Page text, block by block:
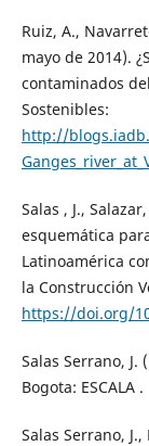
Ruiz, A.,
mayo de 2014).
contaminados
Sostenibles:
http://
Salas , J.,
esquemática
Latinoamérica
la Construcción
https://doi.org/
Salas Serrano,
Bogota: ESCALA .
Salas Serrano,